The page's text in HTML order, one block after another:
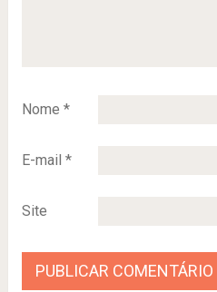
Nome *
E-mail *
Site